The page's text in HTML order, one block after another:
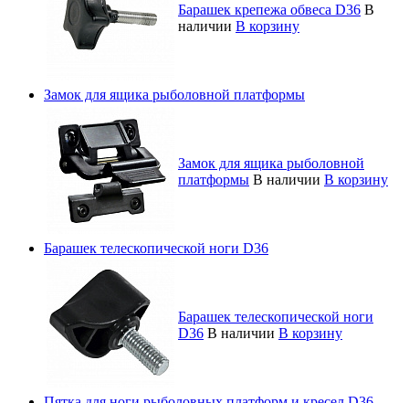
Барашек крепежа обвеса D36 В
наличии В корзину
Замок для ящика рыболовной платформы
Замок для ящика рыболовной
платформы В наличии В корзину
Барашек телескопической ноги D36
Барашек телескопической ноги
D36 В наличии В корзину